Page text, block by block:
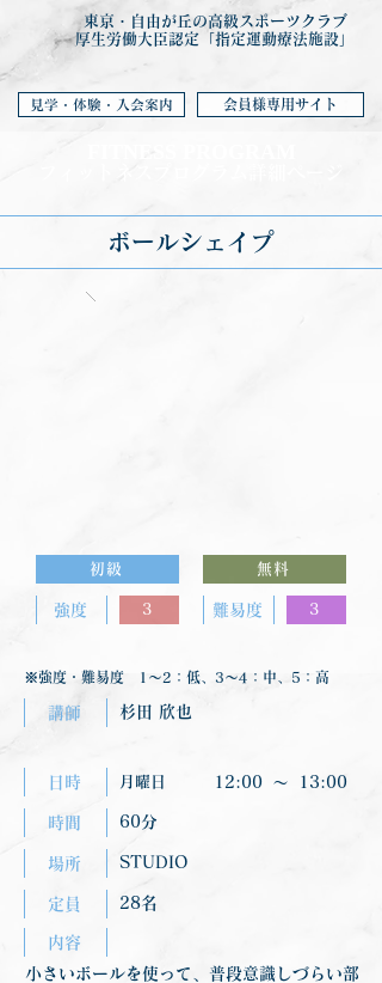
東京・自由が丘の高級スポーツクラブ
厚生労働大臣認定「指定運動療法施設」
見学・体験・入会案内 会員様専用サイト
ボールシェイプ
初級
強度 3
無料
難易度 3
※強度・難易度 1〜2：低、3〜4：中、5：高
講師 杉田 欣也
日時 月曜日 12:00 〜 13:00
時間 60分
場所 STUDIO
定員 28名
内容
小さいボールを使って、普段意識しづらい部